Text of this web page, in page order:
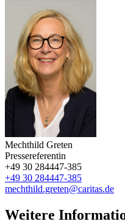
Mechthild Greten
Pressereferentin
+49 30 284447-385
+49 30 284447-385
mechthild.greten@caritas.de
Weitere